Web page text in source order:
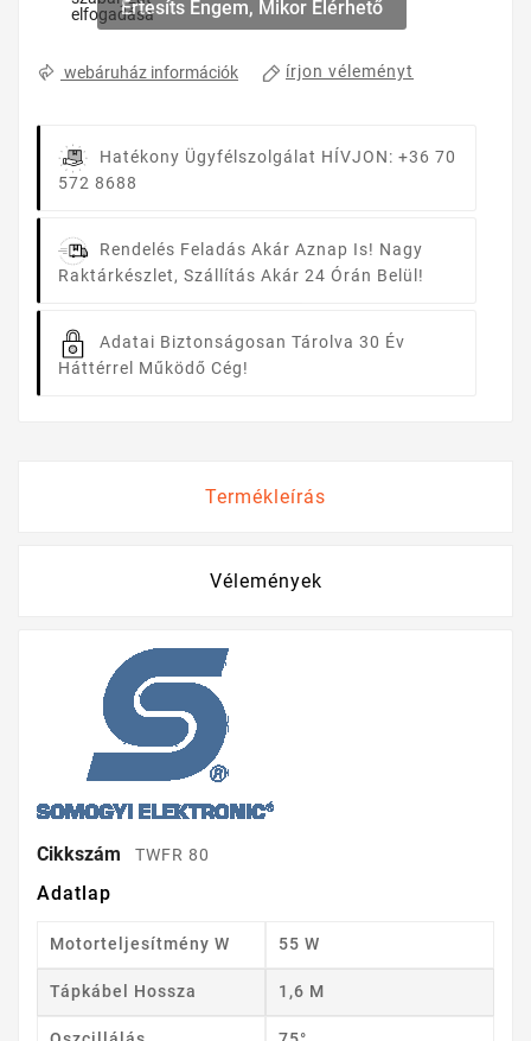
elfogadásaÉrtesíts Engem, Mikor Elérhető
webáruház információk írjon véleményt
Hatékony Ügyfélszolgálat HÍVJON: +36 70
572 8688
Rendelés Feladás Akár Aznap Is! Nagy
Raktárkészlet, Szállítás Akár 24 Órán Belül!
Adatai Biztonságosan Tárolva 30 Év
Háttérrel Működő Cég!
Termékleírás
Vélemények
Cikkszám TWFR 80
Adatlap
Motorteljesítmény W 55 W
Tápkábel Hossza 1,6 M